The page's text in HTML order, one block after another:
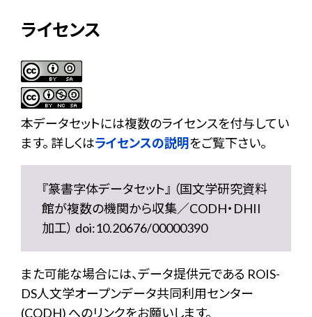
ライセンス
本データセットには複数のライセンスを付与してい
ます。 詳しくはライセンスの説明をご覧下さい。
『篆書字体データセット』 （国文学研究資料
館が複数の機関から収集／CODH・DHII
加工） doi:10.20676/00000390
また可能な場合には、データ提供元である ROIS-
DS人文学オープンデータ共同利用センター
(CODH) へのリンクをお願いします。